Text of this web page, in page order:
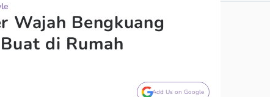
Wajah Bengkuang
di Rumah
Add Us on Google